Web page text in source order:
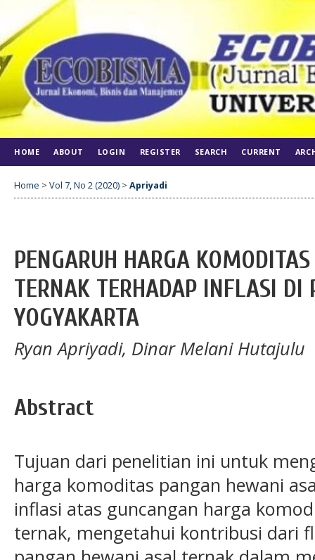
HOME ABOUT LOGIN REGISTER SEARCH CURRENT
Home > Vol 7, No 2 (2020) > Apriyadi
PENGARUH HARGA
TERNAK TERHADAP INFLASI DI
YOGYAKARTA
Ryan Apriyadi, Dinar Melani Hutajulu
Abstract
Tujuan dari penelitian ini untuk
harga komoditas pangan hewani
inflasi atas guncangan harga
ternak, mengetahui kontribusi dari